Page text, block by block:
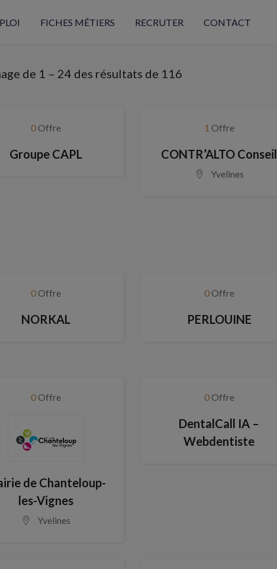
FICHES MÉTIERS RECRUTER CONTACT
de 1 – 24 des résultats de 116
0 Offre
Groupe CAPL
1 Offre
CONTR’ALTO Conseil
Yvelines
0 Offre
NORKAL
0Offre
PERLOUINE
0 Offre
de Chanteloup-
les-Vignes
Yvelines
0Offre
DentalCall IA –
Webdentiste